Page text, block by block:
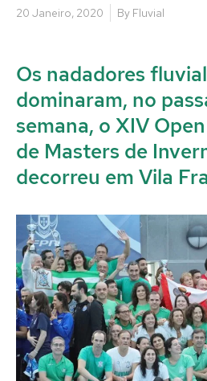
20 Janeiro, 2020 By Fluvial
Os nadadores
dominaram, no
semana, o XIV
de Masters de
decorreu em Vila